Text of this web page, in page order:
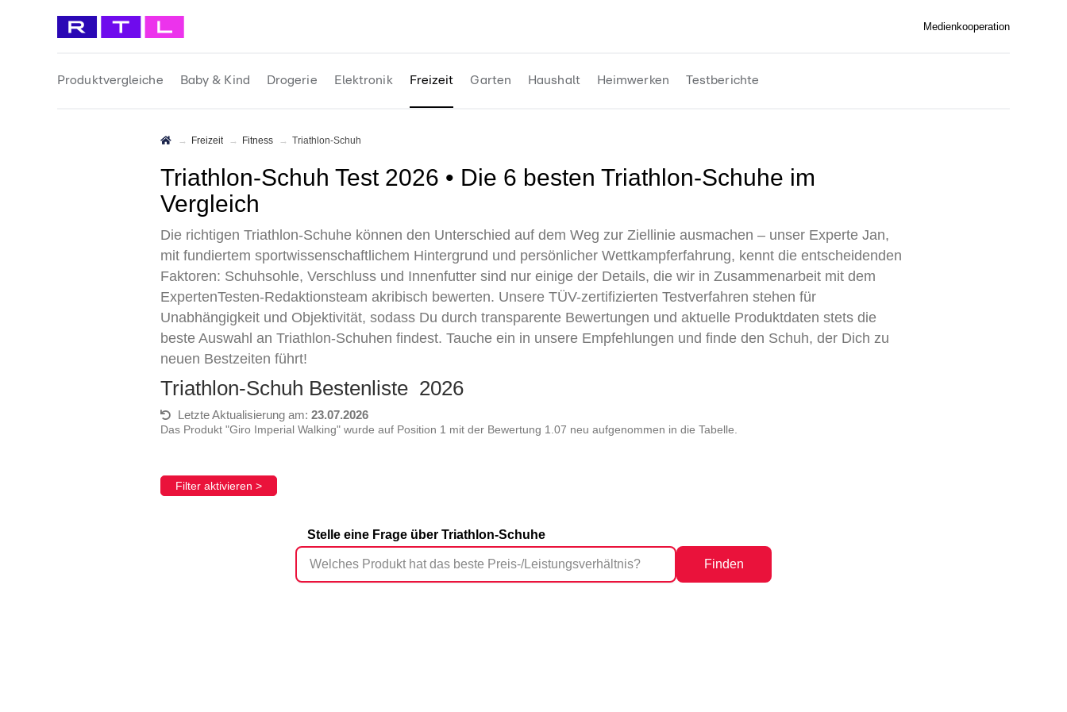
Medienkooperation
Produktvergleiche Baby & Kind Drogerie Elektronik Freizeit Garten Haushalt Heimwerken Testberichte
Freizeit Fitness Triathlon-Schuh
Triathlon-Schuh Test 2026 • Die 6 besten Triathlon-Schuhe im
Vergleich
Die richtigen Triathlon-Schuhe können den Unterschied auf dem Weg zur Ziellinie ausmachen – unser Experte Jan,
mit fundiertem sportwissenschaftlichem Hintergrund und persönlicher Wettkampferfahrung, kennt die entscheidenden
Faktoren: Schuhsohle, Verschluss und Innenfutter sind nur einige der Details, die wir in Zusammenarbeit mit dem
ExpertenTesten-Redaktionsteam akribisch bewerten. Unsere TÜV-zertifizierten Testverfahren stehen für
Unabhängigkeit und Objektivität, sodass Du durch transparente Bewertungen und aktuelle Produktdaten stets die
beste Auswahl an Triathlon-Schuhen findest. Tauche ein in unsere Empfehlungen und finde den Schuh, der Dich zu
neuen Bestzeiten führt!
Triathlon-Schuh Bestenliste 2026
Letzte Aktualisierung am: 23.07.2026
Das Produkt "Giro Imperial Walking" wurde auf Position 1 mit der Bewertung 1.07 neu aufgenommen in die Tabelle.
Filter aktivieren >
Stelle eine Frage über Triathlon-Schuhe
Finden